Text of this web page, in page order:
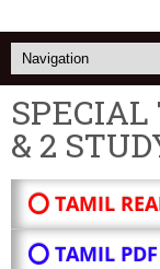
SPECIAL
& 2
⭕ TAMIL
⭕ TAMIL